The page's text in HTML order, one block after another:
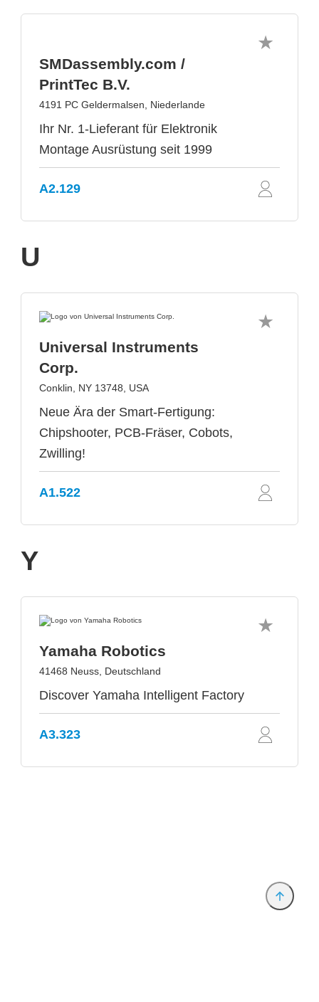
SMDassembly.com /
PrintTec B.V.
4191 PC Geldermalsen, Niederlande
Ihr Nr. 1-Lieferant für Elektronik
Montage Ausrüstung seit 1999
A2.129
U
Universal Instruments
Corp.
Conklin, NY 13748, USA
Neue Ära der Smart-Fertigung:
Chipshooter, PCB-Fräser, Cobots,
Zwilling!
A1.522
Y
Yamaha Robotics
41468 Neuss, Deutschland
Discover Yamaha Intelligent Factory
A3.323